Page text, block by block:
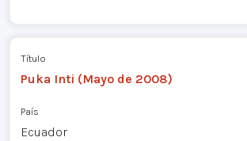
Título
Puka Inti (Mayo de 2008)
País
Ecuador